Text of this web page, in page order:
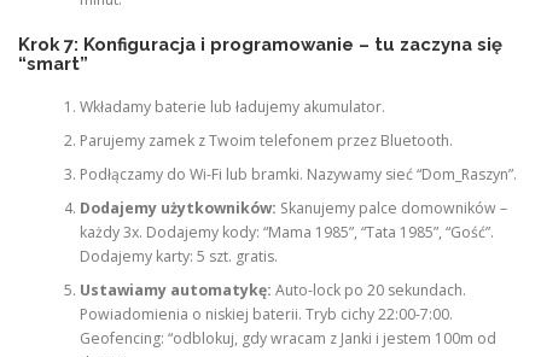
Krok 7: Konfiguracja i programowanie – tu zaczyna się
“smart”
Wkładamy baterie lub ładujemy akumulator.
Parujemy zamek z Twoim telefonem przez Bluetooth.
Podłączamy do Wi-Fi lub bramki. Nazywamy sieć “Dom_Raszyn”.
Dodajemy użytkowników: Skanujemy palce domowników –
każdy 3x. Dodajemy kody: “Mama 1985”, “Tata 1985”, “Gość”.
Dodajemy karty: 5 szt. gratis.
Ustawiamy automatykę: Auto-lock po 20 sekundach.
Powiadomienia o niskiej baterii. Tryb cichy 22:00-7:00.
Geofencing: “odblokuj, gdy wracam z Janki i jestem 100m od